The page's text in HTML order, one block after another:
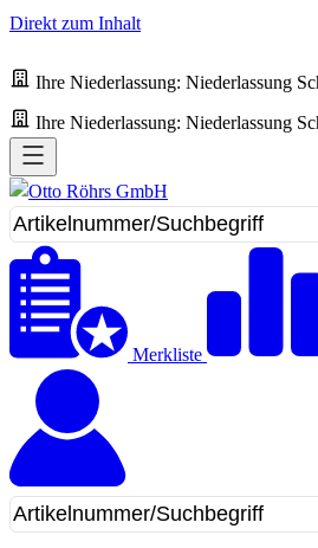
Direkt zum Inhalt
Ihre Niederlassung: Niederlassung
Ihre Niederlassung: Niederlassung
Merkliste